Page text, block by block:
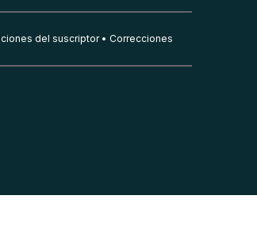
del suscriptor Correcciones